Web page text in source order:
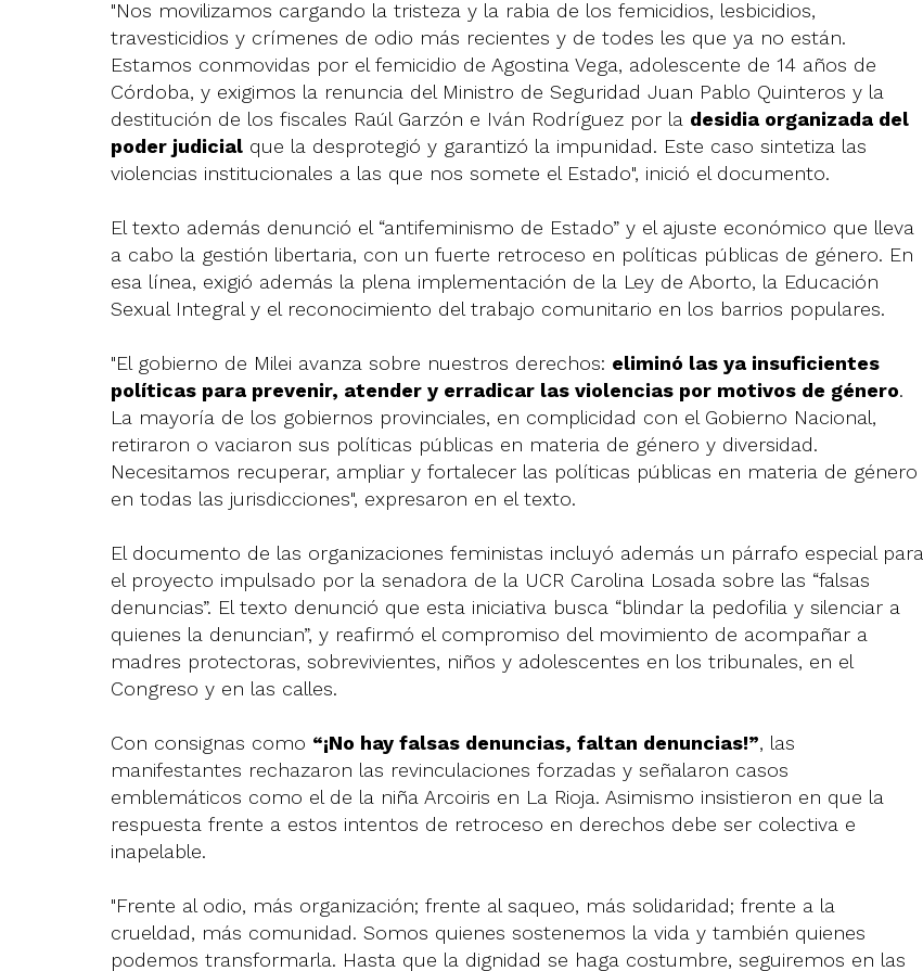
"Nos movilizamos cargando la tristeza y la rabia de los femicidios, lesbicidios,
travesticidios y crímenes de odio más recientes y de todes les que ya no están.
Estamos conmovidas por el femicidio de Agostina Vega, adolescente de 14 años de
Córdoba, y exigimos la renuncia del Ministro de Seguridad Juan Pablo Quinteros y la
destitución de los fiscales Raúl Garzón e Iván Rodríguez por la desidia organizada del
poder judicial que la desprotegió y garantizó la impunidad. Este caso sintetiza las
violencias institucionales a las que nos somete el Estado", inició el documento.
El texto además denunció el “antifeminismo de Estado” y el ajuste económico que lleva
a cabo la gestión libertaria, con un fuerte retroceso en políticas públicas de género. En
esa línea, exigió además la plena implementación de la Ley de Aborto, la Educación
Sexual Integral y el reconocimiento del trabajo comunitario en los barrios populares.
"El gobierno de Milei avanza sobre nuestros derechos: eliminó las ya insuficientes
políticas para prevenir, atender y erradicar las violencias por motivos de género.
La mayoría de los gobiernos provinciales, en complicidad con el Gobierno Nacional,
retiraron o vaciaron sus políticas públicas en materia de género y diversidad.
Necesitamos recuperar, ampliar y fortalecer las políticas públicas en materia de género
en todas las jurisdicciones", expresaron en el texto.
El documento de las organizaciones feministas incluyó además un párrafo especial para
el proyecto impulsado por la senadora de la UCR Carolina Losada sobre las “falsas
denuncias”. El texto denunció que esta iniciativa busca “blindar la pedofilia y silenciar a
quienes la denuncian”, y reafirmó el compromiso del movimiento de acompañar a
madres protectoras, sobrevivientes, niños y adolescentes en los tribunales, en el
Congreso y en las calles.
Con consignas como “¡No hay falsas denuncias, faltan denuncias!”, las
manifestantes rechazaron las revinculaciones forzadas y señalaron casos
emblemáticos como el de la niña Arcoiris en La Rioja. Asimismo insistieron en que la
respuesta frente a estos intentos de retroceso en derechos debe ser colectiva e
inapelable.
"Frente al odio, más organización; frente al saqueo, más solidaridad; frente a la
crueldad, más comunidad. Somos quienes sostenemos la vida y también quienes
podemos transformarla. Hasta que la dignidad se haga costumbre, seguiremos en las